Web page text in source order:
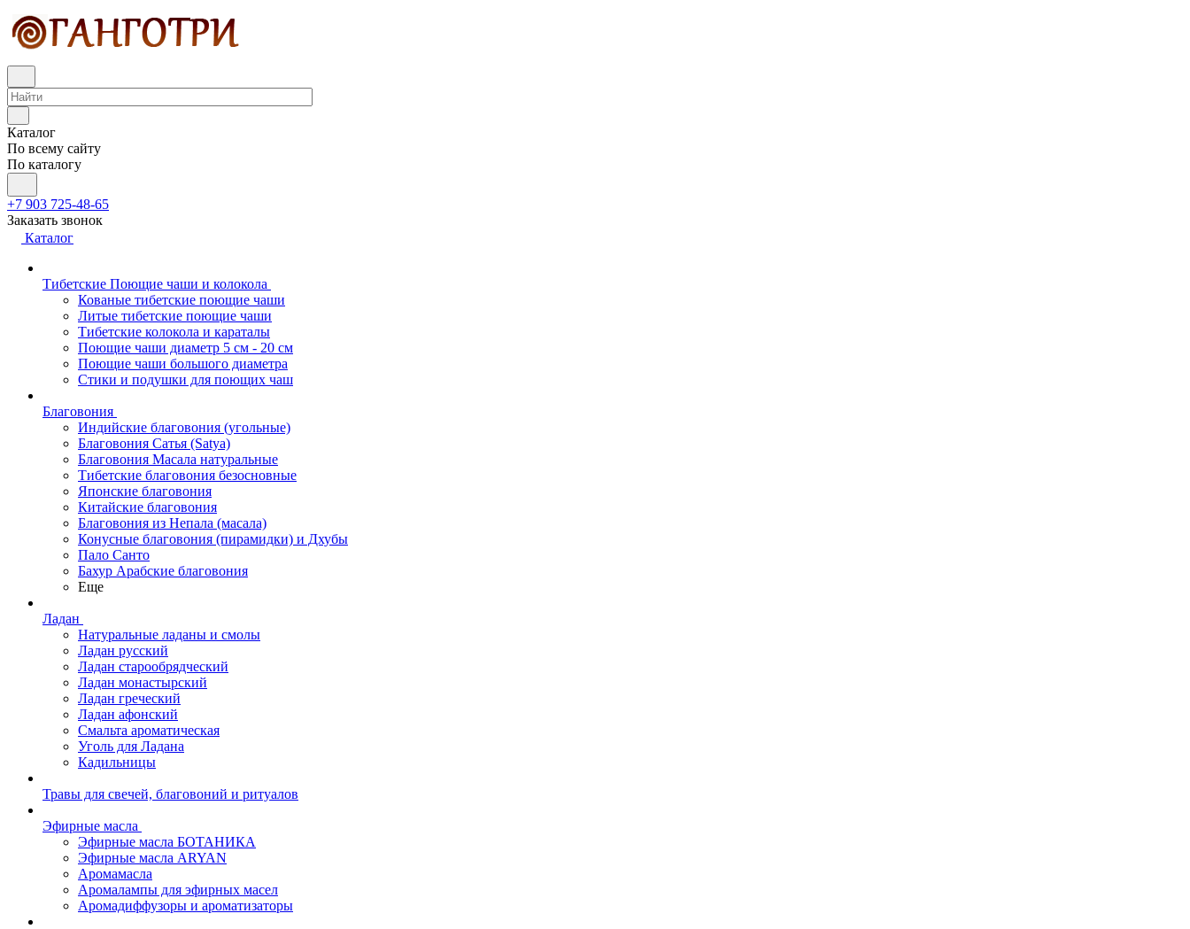
Каталог
По всему сайту
По каталогу
+7 903 725-48-65
Заказать звонок
Каталог
Тибетские Поющие чаши и колокола
Кованые тибетские поющие чаши
Литые тибетские поющие чаши
Тибетские колокола и караталы
Поющие чаши диаметр 5 см - 20 см
Поющие чаши большого диаметра
Стики и подушки для поющих чаш
Благовония
Индийские благовония (угольные)
Благовония Сатья (Satya)
Благовония Масала натуральные
Тибетские благовония безосновные
Японские благовония
Китайские благовония
Благовония из Непала (масала)
Конусные благовония (пирамидки) и Дхубы
Пало Санто
Бахур Арабские благовония
Еще
Ладан
Натуральные ладаны и смолы
Ладан русский
Ладан старообрядческий
Ладан монастырский
Ладан греческий
Ладан афонский
Смальта ароматическая
Уголь для Ладана
Кадильницы
Травы для свечей, благовоний и ритуалов
Эфирные масла
Эфирные масла БОТАНИКА
Эфирные масла ARYAN
Аромамасла
Аромалампы для эфирных масел
Аромадиффузоры и ароматизаторы